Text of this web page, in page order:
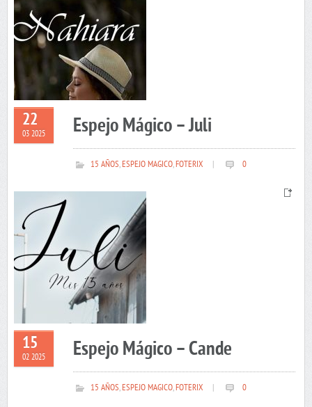
22
03 2025 Espejo Mágico – Juli
15 AÑOS,ESPEJO MAGICO,FOTERIX 0
15
02 2025 Espejo Mágico – Cande
15 AÑOS,ESPEJO MAGICO,FOTERIX 0